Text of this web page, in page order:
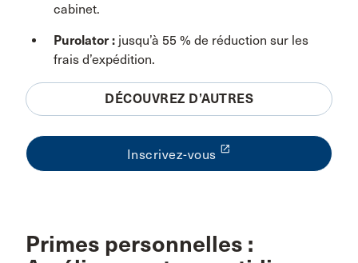
cabinet.
Purolator : jusqu’à 55 % de réduction sur les
frais d’expédition.
DÉCOUVREZ D’AUTRES
Inscrivez-vous launch
Primes personnelles :